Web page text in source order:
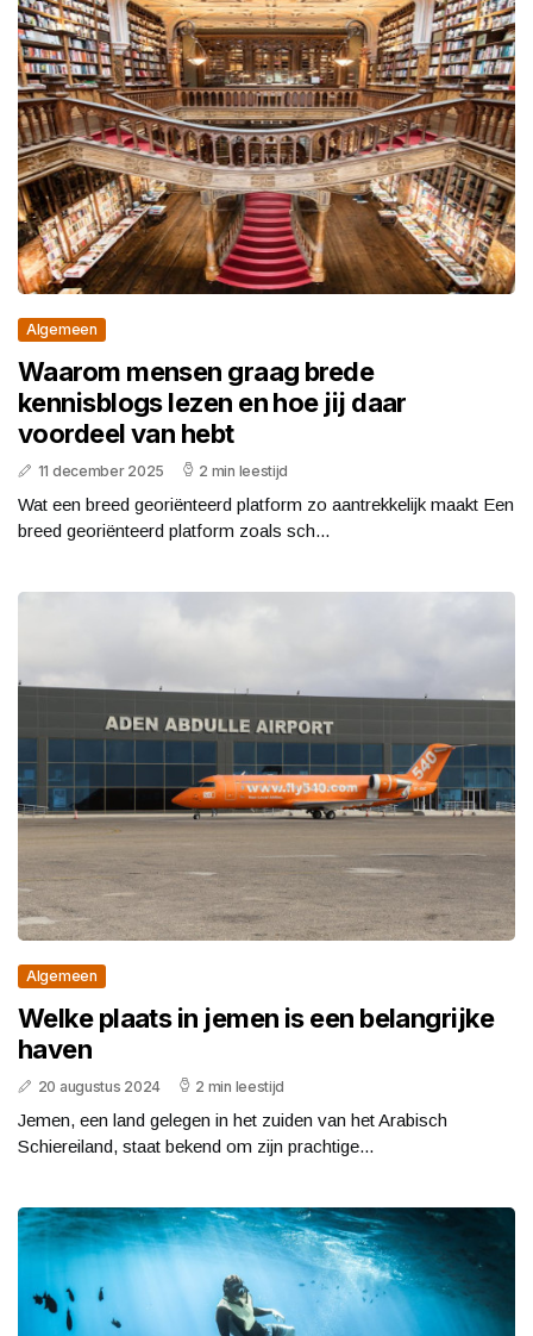
Algemeen
Waarom mensen graag brede
kennisblogs lezen en hoe jij daar
voordeel van hebt
11 december 2025 2 min leestijd
Wat een breed georiënteerd platform zo aantrekkelijk maakt Een
breed georiënteerd platform zoals sch...
Algemeen
Welke plaats in jemen is een belangrijke
haven
20 augustus 2024 2 min leestijd
Jemen, een land gelegen in het zuiden van het Arabisch
Schiereiland, staat bekend om zijn prachtige...